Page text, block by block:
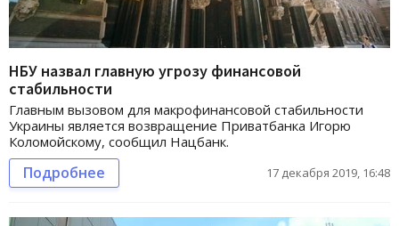
НБУ назвал главную угрозу финансовой
стабильности
Главным вызовом для макрофинансовой стабильности
Украины является возвращение Приватбанка Игорю
Коломойскому, сообщил Нацбанк.
Подробнее 17 декабря 2019, 16:48